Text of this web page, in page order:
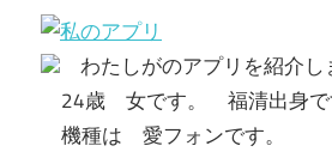
わたしがのアプリを紹介し
24歳 女です。 福清出身で
機種は 愛フォンです。